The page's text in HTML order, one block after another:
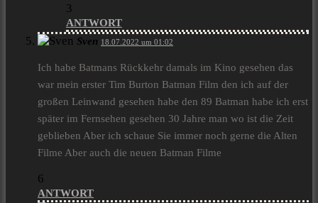
3
ANTWORT
Sven 18.07.2022 um 01:02
Ich habe Batmans Rückkehr damals im Kino gesehen das
war mein erster Tim Burton Batman Film den ich auf der
großen Leinwand gesehen habe den 89 Batman habe ich erst
später im Fernsehen gesehen 30 Jahre man wo ist die Zeit
geblieben Aber ich schaue Sie immer noch gerne die Alten
Filme Aber auch die neuen Batman Filme
6
ANTWORT